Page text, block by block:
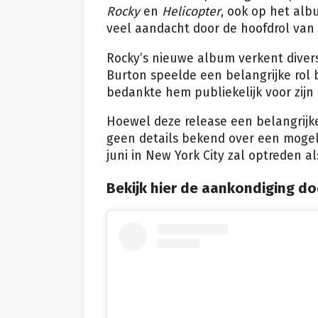
Rockyen Helicopter, ook op het
veel aandacht door de hoofdrol van
Rocky’s nieuwe album verkent
Burton speelde een belangrijke rol
bedankte hem publiekelijk voor zijn
Hoewel deze release een
geen details bekend over een
juni in New York City zal optreden
Bekijk hier de aankondiging